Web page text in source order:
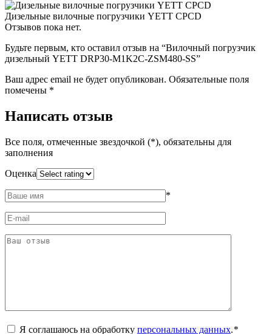
Дизельные вилочные погрузчики YETT CPCD
Отзывов пока нет.
Будьте первым, кто оставил отзыв на “Вилочный погрузчик
дизельный YETT DRP30-M1K2C-ZSM480-SS”
Ваш адрес email не будет опубликован. Обязательные поля
помечены *
Написать отзыв
Все поля, отмеченные звездочкой (*), обязательны для
заполнения
Оценка
*
Я соглашаюсь на обработку персональных данных.*